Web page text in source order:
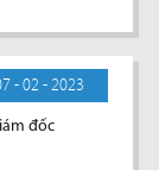
- 02 - 2023
đốc